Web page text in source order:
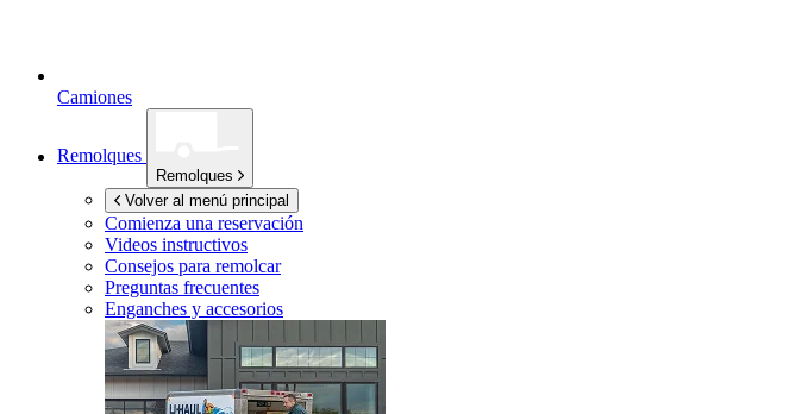
Camiones
Remolques
Remolques
Volver al menú principal
Comienza una reservación
Videos instructivos
Consejos para remolcar
Preguntas frecuentes
Enganches y accesorios